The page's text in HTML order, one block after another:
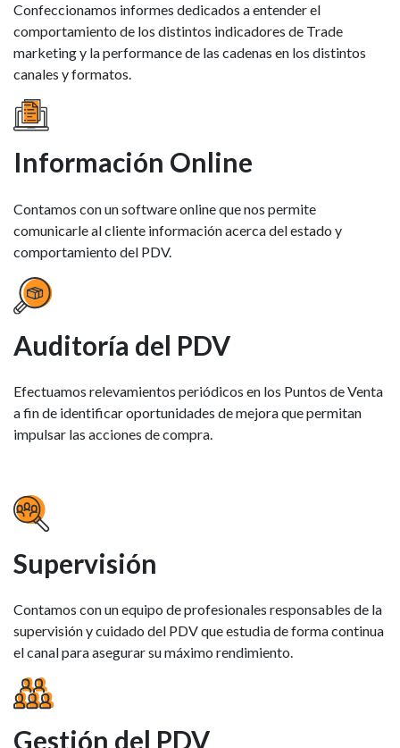
Confeccionamos informes dedicados a entender el
comportamiento de los distintos indicadores de Trade
marketing y la performance de las cadenas en los distintos
canales y formatos.
Información Online
Contamos con un software online que nos permite
comunicarle al cliente información acerca del estado y
comportamiento del PDV.
Auditoría del PDV
Efectuamos relevamientos periódicos en los Puntos de Venta
a fin de identificar oportunidades de mejora que permitan
impulsar las acciones de compra.
Supervisión
Contamos con un equipo de profesionales responsables de la
supervisión y cuidado del PDV que estudia de forma continua
el canal para asegurar su máximo rendimiento.
Gestión del PDV